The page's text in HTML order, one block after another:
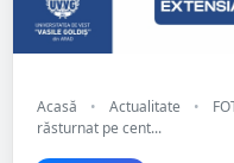
Acasă • Actualitate •
răsturnat pe cent...